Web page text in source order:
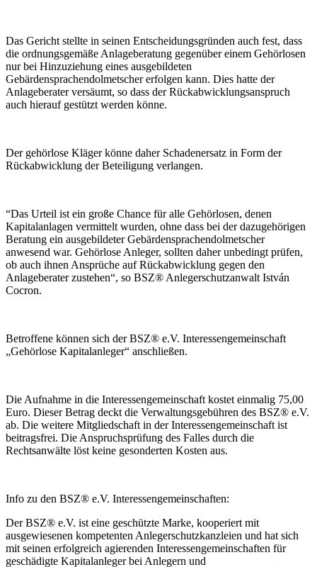
Das Gericht stellte in seinen Entscheidungsgründen auch fest, dass
die ordnungsgemäße Anlageberatung gegenüber einem Gehörlosen
nur bei Hinzuziehung eines ausgebildeten
Gebärdensprachendolmetscher erfolgen kann. Dies hatte der
Anlageberater versäumt, so dass der Rückabwicklungsanspruch
auch hierauf gestützt werden könne.
Der gehörlose Kläger könne daher Schadenersatz in Form der
Rückabwicklung der Beteiligung verlangen.
“Das Urteil ist ein große Chance für alle Gehörlosen, denen
Kapitalanlagen vermittelt wurden, ohne dass bei der dazugehörigen
Beratung ein ausgebildeter Gebärdensprachendolmetscher
anwesend war. Gehörlose Anleger, sollten daher unbedingt prüfen,
ob auch ihnen Ansprüche auf Rückabwicklung gegen den
Anlageberater zustehen“, so BSZ® Anlegerschutzanwalt István
Cocron.
Betroffene können sich der BSZ® e.V. Interessengemeinschaft
„Gehörlose Kapitalanleger“ anschließen.
Die Aufnahme in die Interessengemeinschaft kostet einmalig 75,00
Euro. Dieser Betrag deckt die Verwaltungsgebühren des BSZ® e.V.
ab. Die weitere Mitgliedschaft in der Interessengemeinschaft ist
beitragsfrei. Die Anspruchsprüfung des Falles durch die
Rechtsanwälte löst keine gesonderten Kosten aus.
Info zu den BSZ® e.V. Interessengemeinschaften:
Der BSZ® e.V. ist eine geschützte Marke, kooperiert mit
ausgewiesenen kompetenten Anlegerschutzkanzleien und hat sich
mit seinen erfolgreich agierenden Interessengemeinschaften für
geschädigte Kapitalanleger bei Anlegern und